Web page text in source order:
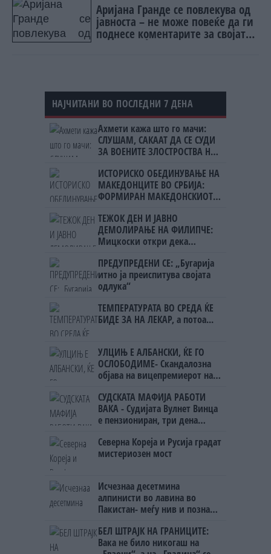
Аријана Гранде се повлекува од
јавноста – не може повеќе да ги
поднесе коментарите за својата
тежина: „Ѝ се гледаат коските“
НАЈЧИТАНИ ВО ПОСЛЕДНИ 7 ДЕНА
Ахмети кажа што го мачи:
СЛУШАМ, САКААТ ДА СЕ СУДИ
ЗА ВОЕНИТЕ ЗЛОСТРОСТВА НА
ИСТОРИСКО ОБЕДИНУВАЊЕ НА
МАКЕДОНЦИТЕ ВО СРБИЈА:
ФОРМИРАН МАКЕДОНСКИОТ
ТЕЖОК ДЕН И ЈАВНО
ДЕМОЛИРАЊЕ НА ФИЛИПЧЕ:
Мицкоски откри дека
ништо, освен за кеш
ПРЕДУПРЕДЕНИ СЕ: „Бугарија
итно ја преиспитува својата
одлука“
ТЕМПЕРАТУРАТА ВО СРЕДА ЌЕ
БИДЕ ЗА НА ЛЕКАР, а потоа...
УЛЦИЊ Е АЛБАНСКИ, ЌЕ ГО
ОСЛОБОДИМЕ- Скандалозна
објава на вицепремиерот на
СУДСКАТА МАФИЈА РАБОТИ
ВАКА - Судијата Вулнет Винца
е пензиониран, три дена
на бизнисменот Марковски
Северна Кореја и Русија градат
мистериозен мост
Исчезнаа десетмина
алпинисти во лавина во
Пакистан- меѓу нив и познат
БЕЛ ШТРАЈК НА ГРАНИЦИТЕ:
Вака не било никогаш на